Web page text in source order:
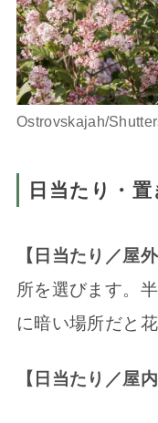
Ostrovskajah/
日当たり・
【日当たり／屋外
所を選びます。
に暗い場所だと
【日当たり／屋内